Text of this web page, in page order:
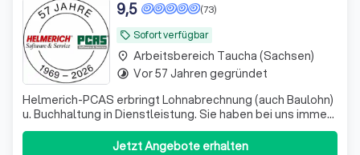
local_offer Sofort verfügbar
(73)
9,5
Helmerich-PCAS erbringt Lohnabrechnung (auch Baulohn)
u. Buchhaltung in Dienstleistung. Sie haben bei uns immer
einen festen Ansprechpartner, den Sie per Telefon,
Telefax oder eMail erreichen können.
Jetzt Angebote erhalten
place Arbeitsbereich Taucha (Sachsen)
timelapse Vor 57 Jahren gegründet